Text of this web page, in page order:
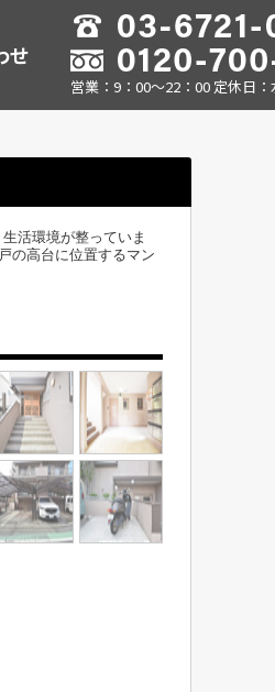
せ
営業：9：00～22：00 定休日：
活環境が整っていま
の高台に位置するマン